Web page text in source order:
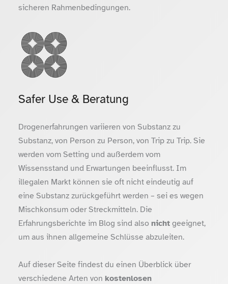
sicheren Rahmenbedingungen.
Safer Use & Beratung
Drogenerfahrungen variieren von Substanz zu
Substanz, von Person zu Person, von Trip zu Trip. Sie
werden vom Setting und außerdem vom
Wissensstand und Erwartungen beeinflusst. Im
illegalen Markt können sie oft nicht eindeutig auf
eine Substanz zurückgeführt werden – sei es wegen
Mischkonsum oder Streckmitteln. Die
Erfahrungsberichte im Blog sind also nichtgeeignet,
um aus ihnen allgemeine Schlüsse abzuleiten.
Auf dieser Seite findest du einen Überblick über
verschiedene Arten von kostenlosen